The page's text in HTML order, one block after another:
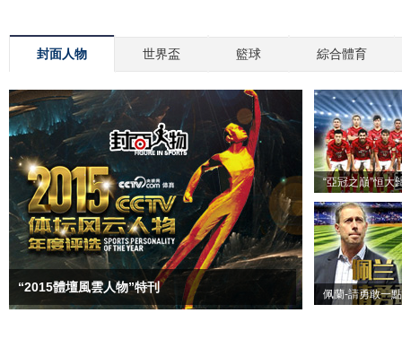
封面人物 世界盃 籃球 綜合體育
“2015體壇風雲人物”特刊
“亞冠之巔”恒大
佩蘭-請勇敢一點